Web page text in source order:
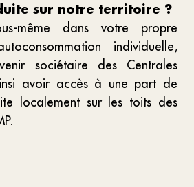
sur notre territoire ?
même dans votre propre
individuelle,
sociétaire des Centrales
avoir accès à une part de
localement sur les toits des